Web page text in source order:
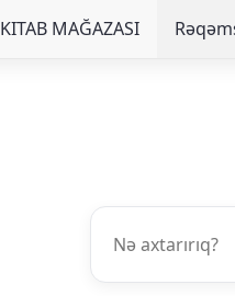
KITAB MAĞAZASI